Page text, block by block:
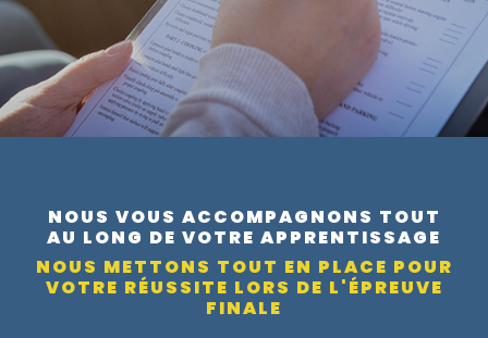
NOUS VOUS ACCOMPAGNONS TOUT
AU LONG DE VOTRE APPRENTISSAGE
NOUS METTONS TOUT EN PLACE POUR
VOTRE RÉUSSITE LORS DE L'ÉPREUVE
FINALE